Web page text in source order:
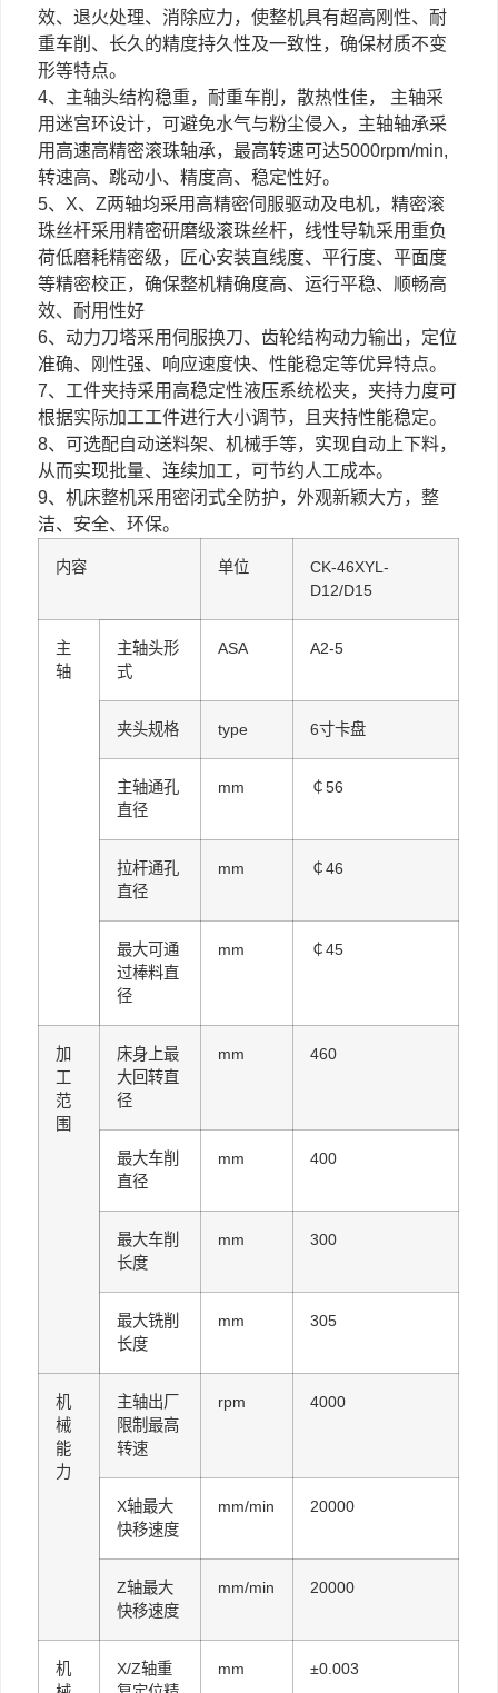
效、退火处理、消除应力，使整机具有超高刚性、耐
重车削、长久的精度持久性及一致性，确保材质不变
形等特点。
4、主轴头结构稳重，耐重车削，散热性佳， 主轴采
用迷宫环设计，可避免水气与粉尘侵入，主轴轴承采
用高速高精密滚珠轴承，最高转速可达5000rpm/min,
转速高、跳动小、精度高、稳定性好。
5、X、Z两轴均采用高精密伺服驱动及电机，精密滚
珠丝杆采用精密研磨级滚珠丝杆，线性导轨采用重负
荷低磨耗精密级，匠心安装直线度、平行度、平面度
等精密校正，确保整机精确度高、运行平稳、顺畅高
效、耐用性好
6、动力刀塔采用伺服换刀、齿轮结构动力输出，定位
准确、刚性强、响应速度快、性能稳定等优异特点。
7、工件夹持采用高稳定性液压系统松夹，夹持力度可
根据实际加工工件进行大小调节，且夹持性能稳定。
8、可选配自动送料架、机械手等，实现自动上下料，
从而实现批量、连续加工，可节约人工成本。
9、机床整机采用密闭式全防护，外观新颖大方，整
洁、安全、环保。
内容 单位
CK-46XYL-
D12/D15
主
轴
主轴头形
式
ASA A2-5
夹头规格 type 6寸卡盘
主轴通孔
直径
mm ￠56
拉杆通孔
直径
mm ￠46
最大可通
过棒料直
径
mm ￠45
加
工
范
围
床身上最
大回转直
径
mm 460
最大车削
直径
mm 400
最大车削
长度
mm 300
最大铣削
长度
mm 305
机
械
能
力
主轴出厂
限制最高
转速
rpm 4000
X轴最大
快移速度
mm/min 20000
Z轴最大
快移速度
mm/min 20000
机
X/Z轴重
mm ±0.003